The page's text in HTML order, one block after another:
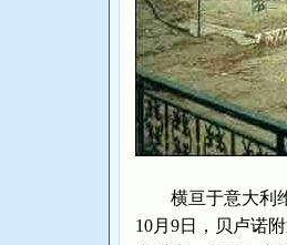
横亘于意大利维
10月9日，贝卢诺